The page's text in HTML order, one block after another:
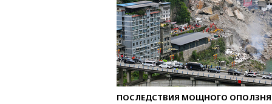
ПОСЛЕДСТВИЯ МОЩНОГО ОПОЛЗНЯ